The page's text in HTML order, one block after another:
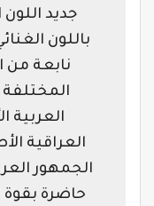
جديد
باللون
نابعة من
المختلفة
العربية
العراقية
الجمهور
حاضرة بقوة